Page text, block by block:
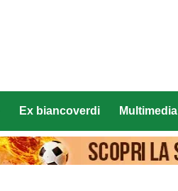
Ex biancoverdi Multimedia